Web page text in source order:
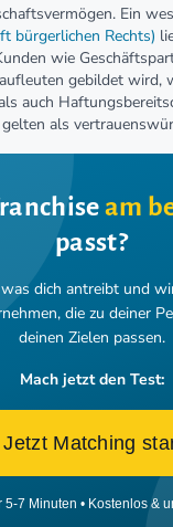
Ein
bürgerlichen Rechts)
wie
gebildet wird,
auch
als
am
passt?
dich antreibt und
die zu deiner
deinen Zielen passen.
Mach jetzt den Test:
Jetzt Matching
5-7 Minuten • Kostenlos &